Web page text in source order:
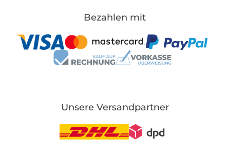
Bezahlen mit
Unsere Versandpartner